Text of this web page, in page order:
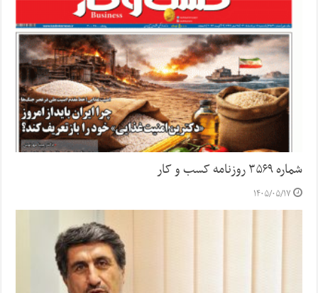
شماره ۳۵۶۹ روزنامه کسب و کار
۱۴۰۵/۰۵/۱۷